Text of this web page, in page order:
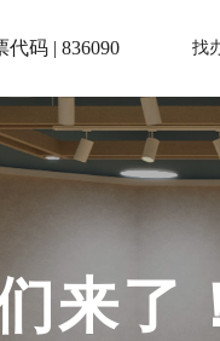
代码 | 836090 找
来了